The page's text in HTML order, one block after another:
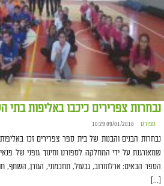
נבחרות צפרירים כיכבו באליפות בתי
ספורט 09/01/2018 10:29
נבחרות הבנים והבנות של בית ספר צפרירים זכו
שמאורגנת על ידי המחלקה לספורט וחינוך גופני של
הספר הבאים: ארלוזורוב, גבעול, תחכמוני, הגורן, השחף,
[…]